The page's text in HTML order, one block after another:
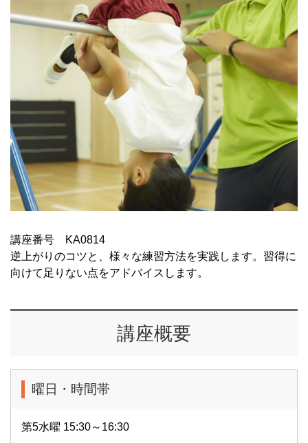
講座番号 KA0814
逆上がりのコツと、様々な練習方法を実践します。習得に
向けて足りない点をアドバイスします。
講座概要
曜日・時間帯
第5水曜 15:30～16:30